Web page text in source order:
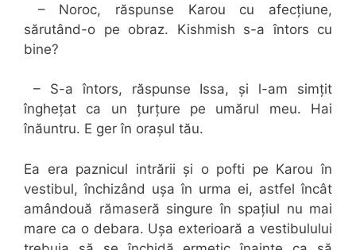
– Noroc, răspunse Karou cu afecțiune,
sărutând-o pe obraz. Kishmish s-a întors cu
bine?
– S-a întors, răspunse Issa, și l-am simțit
înghețat ca un țurțure pe umărul meu. Hai
înăuntru. E ger în orașul tău.
Ea era paznicul intrării și o pofti pe Karou în
vestibul, închizând ușa în urma ei, astfel încât
amândouă rămaseră singure în spațiul nu mai
mare ca o debara. Ușa exterioară a vestibulului